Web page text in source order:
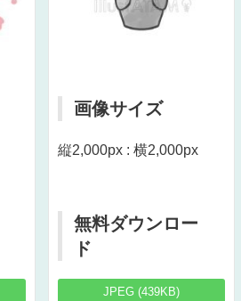
画像サイズ
縦2,000px : 横2,000px
無料ダウンロー
ド
JPEG (439KB)